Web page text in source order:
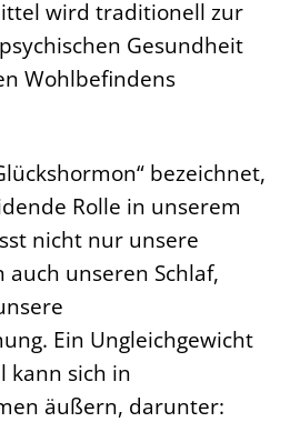
wird traditionell zur
Gesundheit
Wohlbefindens
bezeichnet,
Rolle in unserem
nicht nur unsere
unseren Schlaf,
Ein Ungleichgewicht
kann sich in
äußern, darunter: